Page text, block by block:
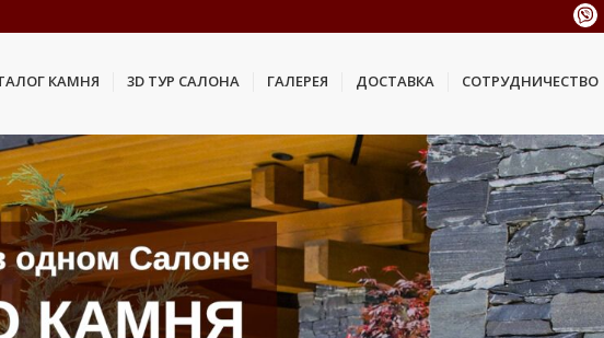
КАМНЯ 3D ТУР САЛОНА ГАЛЕРЕЯ ДОСТАВКА СОТРУДНИЧЕСТВО